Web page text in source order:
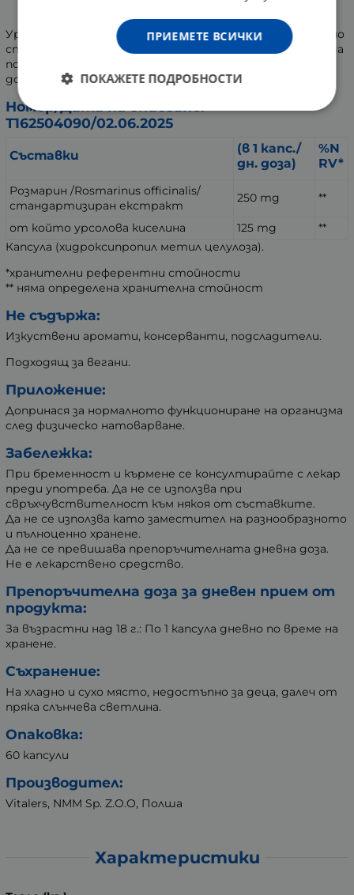
Урсолова киселина 125 mg е подходящ избор за активно
спортуващи хора, които търсят естествен начин да
подкрепят своето възстановяване, да поддържат
добра мускулна кондиция и нормален метаболизъм.
Номер/Дата на вписване:
Т162504090/02.06.2025
Съставки
(в 1 капс./
дн. доза)
%N
RV*
Розмарин /Rosmarinus officinalis/
стандартизиран екстракт
250 mg **
от който урсолова киселина 125 mg
**
Капсула (хидроксипропил метил целулоза).
*хранителни референтни стойности
** няма определена хранителна стойност
Не съдържа:
Изкуствени аромати, консерванти, подсладители.
Подходящ за вегани.
Приложение:
Допринася за нормалното функциониране на организма
след физическо натоварване.
Забележка:
При бременност и кърмене се консултирайте с лекар
преди употреба. Да не се използва при
свръхчувствителност към някоя от съставките.
Да не се използва като заместител на разнообразното
и пълноценно хранене.
Да не се превишава препоръчителната дневна доза.
Не е лекарствено средство.
Препоръчителна доза за дневен прием от
продукта:
За възрастни над 18 г.: По 1 капсула дневно по време на
хранене.
Съхранение:
На хладно и сухо място, недостъпно за деца, далеч от
пряка слънчева светлина.
Опаковка:
60 капсули
Производител:
Vitalers, NMM Sp. Z.O.O, Полша
Характеристики
ПРИЕМЕТЕ ВСИЧКИ
ПОКАЖЕТЕ ПОДРОБНОСТИ